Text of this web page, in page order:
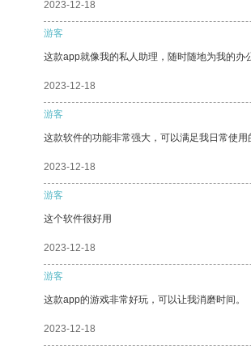
2023-12-18
游客
这款app就像我的私人助理，随时随地为我的办
2023-12-18
游客
这款软件的功能非常强大，可以满足我日常使用
2023-12-18
游客
这个软件很好用
2023-12-18
游客
这款app的游戏非常好玩，可以让我消磨时间。
2023-12-18